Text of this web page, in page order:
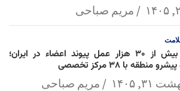
مریم صباحی
انجام بیش از ۳۰ هزار عمل پیوند اعضاء در ایران؛
منطقه با ۳۸ مرکز تخصصی
۳۱, ۱۴۰۵ مریم صباحی